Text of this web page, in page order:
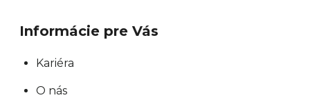
Informácie pre Vás
Kariéra
O nás